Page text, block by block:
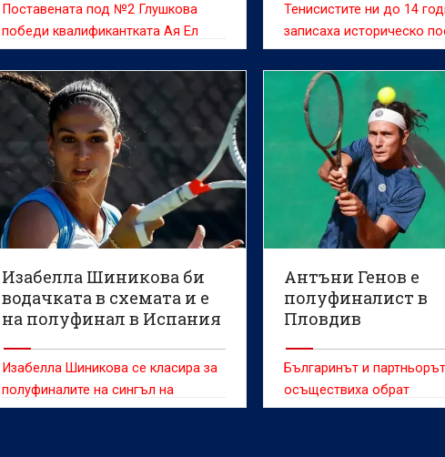
Поставената под №2 Глушкова
победи квалификантката Ая Ел
Ауни (Мароко) с 6:3, 7:6(2)
Тенисистите ни до 14
записаха историческо
Изабелла Шиникова би
водачката в схемата и е
на полуфинал в Испания
Изабелла Шиникова се класира за
полуфиналите на сингъл на
турнира на твърда настилка в
Антъни Генов е
полуфиналист в
Пловдив
Българинът и
осъществиха обрат